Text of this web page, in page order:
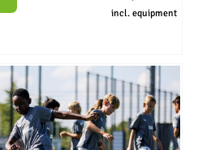
incl. equipment